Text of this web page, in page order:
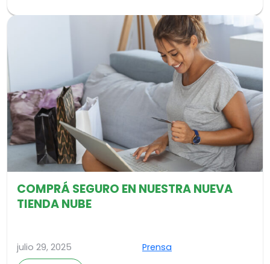
COMPRÁ SEGURO EN NUESTRA NUEVA
TIENDA NUBE
julio 29, 2025 Prensa